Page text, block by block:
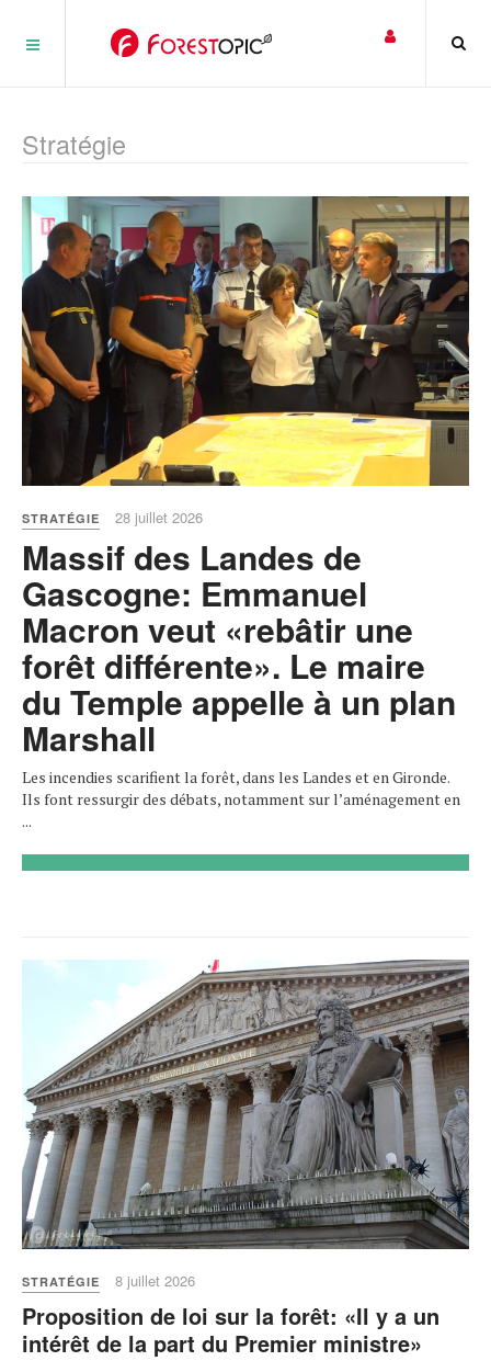
Stratégie
STRATÉGIE 28 juillet 2026
Massif des Landes de
Gascogne: Emmanuel
Macron veut «rebâtir une
forêt différente». Le maire
du Temple appelle à un plan
Marshall
Les incendies scarifient la forêt, dans les Landes et en Gironde.
Ils font ressurgir des débats, notamment sur l’aménagement en
...
STRATÉGIE 8 juillet 2026
Proposition de loi sur la forêt: «Il y a un
intérêt de la part du Premier ministre»